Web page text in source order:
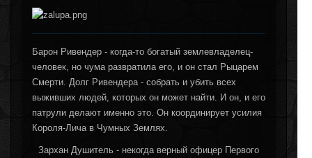
Барон Ривендер - когда-то богатый землевладелец-
человек, но чума развратила его, и он стал Рыцарем
Смерти. Долг Ривендера - собрать и убить всех
выживших людей, которых он может найти. И он, и его
патрули делают именно это. Он координирует усилия
Короля-Лича в Чумных Землях.
Зархан Душитель - некогда верный офицер Первого